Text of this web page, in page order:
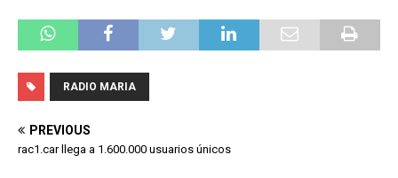
RADIO MARIA
PREVIOUS
rac1.car llega a 1.600.000 usuarios únicos